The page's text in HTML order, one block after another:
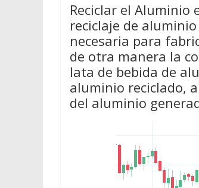
Reciclar el
reciclaje de
necesaria para
de otra manera la
lata de bebida de
aluminio reciclado,
del aluminio